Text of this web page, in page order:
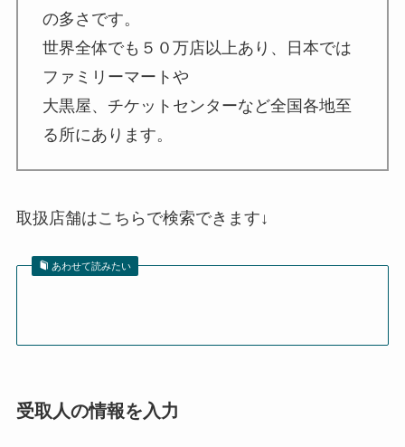
の多さです。
世界全体でも５０万店以上あり、日本では
ファミリーマートや
大黒屋、チケットセンターなど全国各地至
る所にあります。
取扱店舗はこちらで検索できます↓
あわせて読みたい
受取人の情報を入力